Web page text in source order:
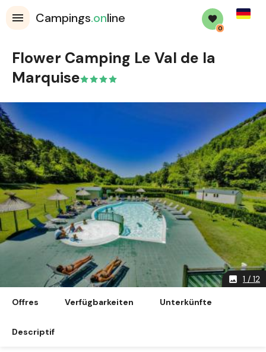
Campings.online
0
Flower Camping Le Val de la
Marquise
image 1 / 12
Offres Verfügbarkeiten Unterkünfte
Descriptif